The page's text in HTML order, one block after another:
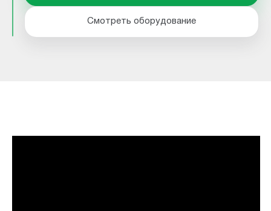
Смотреть оборудование